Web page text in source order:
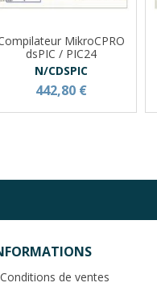
MikroCPRO
dsPIC / PIC24
N/CDSPIC
442,80 €
Conditions de ventes